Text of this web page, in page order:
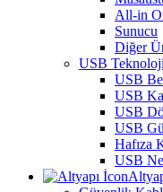
All-in
Sunucu
Diğer
USB
USB
USB
USB
USB
Hafıza
USB